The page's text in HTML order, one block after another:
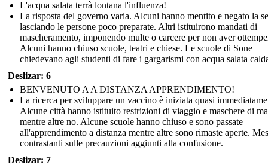
L'acqua salata terrà lontana l'influenza!
La risposta del governo varia. Alcuni hanno mentito e negato la
lasciando le persone poco preparate. Altri istituirono mandati di
mascheramento, imponendo multe o carcere per non aver
Alcuni hanno chiuso scuole, teatri e chiese. Le scuole di Sone
chiedevano agli studenti di fare i gargarismi con acqua salata
Deslizar: 6
BENVENUTO A A DISTANZA APPRENDIMENTO!
La ricerca per sviluppare un vaccino è iniziata quasi
Alcune città hanno istituito restrizioni di viaggio e maschere di
mentre altre no. Alcune scuole hanno chiuso e sono passate
all'apprendimento a distanza mentre altre sono rimaste aperte.
contrastanti sulle precauzioni aggiunti alla confusione.
Deslizar: 7